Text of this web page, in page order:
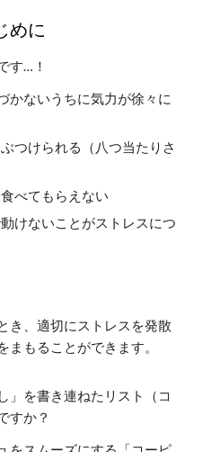
めに
す…！
かないうちに気力が徐々に
つけられる（八つ当たりさ
べてもらえない
けないことがストレスにつ
き、適切にストレスを発散
まもることができます。
」を書き連ねたリスト（コ
すか？